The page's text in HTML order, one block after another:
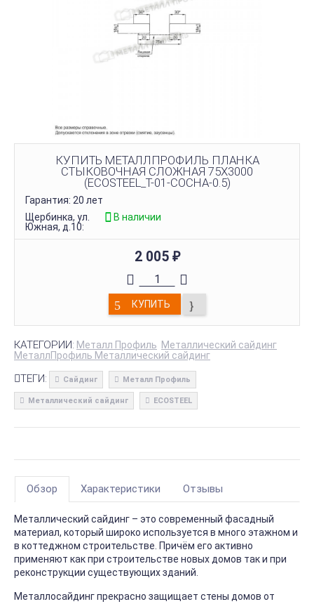
КУПИТЬ МЕТАЛЛПРОФИЛЬ ПЛАНКА
СТЫКОВОЧНАЯ СЛОЖНАЯ 75Х3000
(ECOSTEEL_T-01-СОСНА-0.5)
Гарантия: 20 лет
Щербинка, ул.
Южная, д.10:
В наличии
2 005 ₽
КУПИТЬ
КАТЕГОРИИ: Металл Профиль Металлический сайдинг
МеталлПрофиль Металлический сайдинг
ТЕГИ: Сайдинг Металл Профиль
Металлический сайдинг ECOSTEEL
Обзор Характеристики Отзывы
Металлический сайдинг – это современный фасадный
материал, который широко используется в много этажном и
в коттеджном строительстве. Причём его активно
применяют как при строительстве новых домов так и при
реконструкции существующих зданий.
Металлосайдинг прекрасно защищает стены домов от